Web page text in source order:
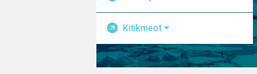
Kitikmeot